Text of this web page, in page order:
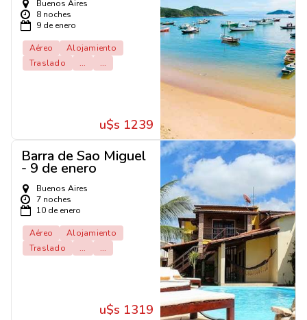
Buenos Aires
8 noches
9 de enero
Aéreo
Alojamiento
Traslado
... ...
u$s 1239
Barra de Sao Miguel
- 9 de enero
Buenos Aires
7 noches
10 de enero
Aéreo
Alojamiento
Traslado
... ...
u$s 1319